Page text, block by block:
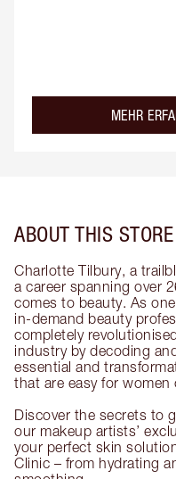
MEHR
ABOUT THIS STORE
Charlotte Tilbury, a
a career spanning over
comes to beauty. As
in-demand beauty
completely
industry by decoding
essential and
that are easy for women
Discover the secrets to
our makeup artists’
your perfect skin
Clinic – from hydrating